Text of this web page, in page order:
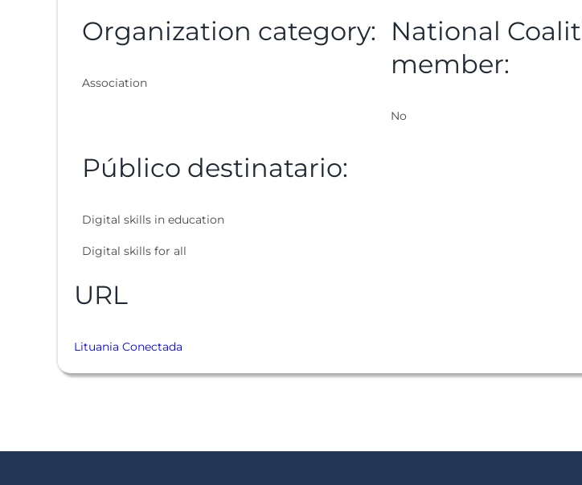
Organization category:
Association
National
member:
No
Público destinatario:
Digital skills in education
Digital skills for all
URL
Lituania Conectada